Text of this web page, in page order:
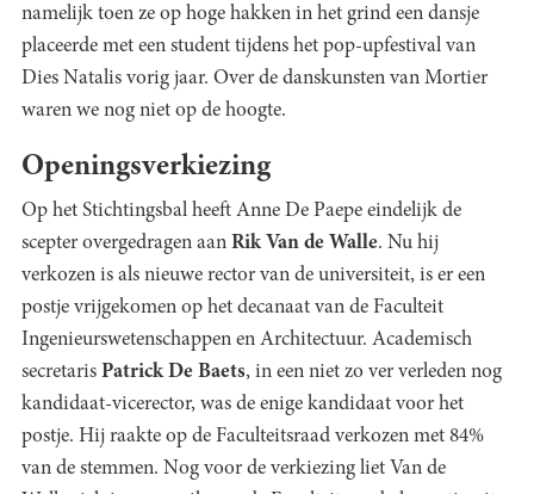
namelijk toen ze op hoge hakken in het grind een dansje
placeerde met een student tijdens het pop-upfestival van
Dies Natalis vorig jaar. Over de danskunsten van Mortier
waren we nog niet op de hoogte.
Openingsverkiezing
Op het Stichtingsbal heeft Anne De Paepe eindelijk de
scepter overgedragen aan Rik Van de Walle. Nu hij
verkozen is als nieuwe rector van de universiteit, is er een
postje vrijgekomen op het decanaat van de Faculteit
Ingenieurswetenschappen en Architectuur. Academisch
secretaris Patrick De Baets, in een niet zo ver verleden nog
kandidaat-vicerector, was de enige kandidaat voor het
postje. Hij raakte op de Faculteitsraad verkozen met 84%
van de stemmen. Nog voor de verkiezing liet Van de